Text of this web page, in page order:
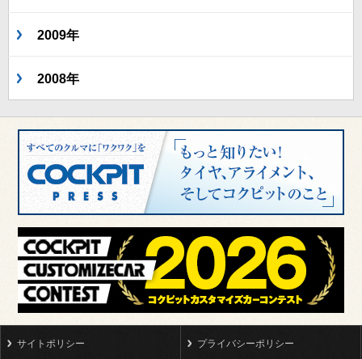
2009年
2008年
サイトポリシー プライバシーポリシー